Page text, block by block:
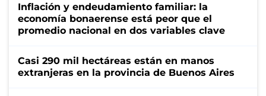
Inflación y endeudamiento familiar: la
economía bonaerense está peor que el
promedio nacional en dos variables clave
Casi 290 mil hectáreas están en manos
extranjeras en la provincia de Buenos Aires